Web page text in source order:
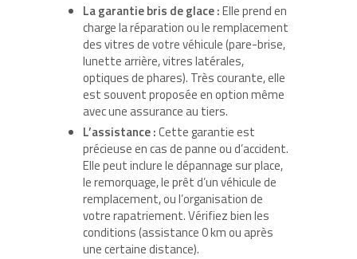
La garantie bris de glace :Elle prend en
charge la réparation ou le remplacement
des vitres de votre véhicule (pare-brise,
lunette arrière, vitres latérales,
optiques de phares). Très courante, elle
est souvent proposée en option même
avec une assurance au tiers.
L’assistance :Cette garantie est
précieuse en cas de panne ou d’accident.
Elle peut inclure le dépannage sur place,
le remorquage, le prêt d’un véhicule de
remplacement, ou l’organisation de
votre rapatriement. Vérifiez bien les
conditions (assistance 0 km ou après
une certaine distance).